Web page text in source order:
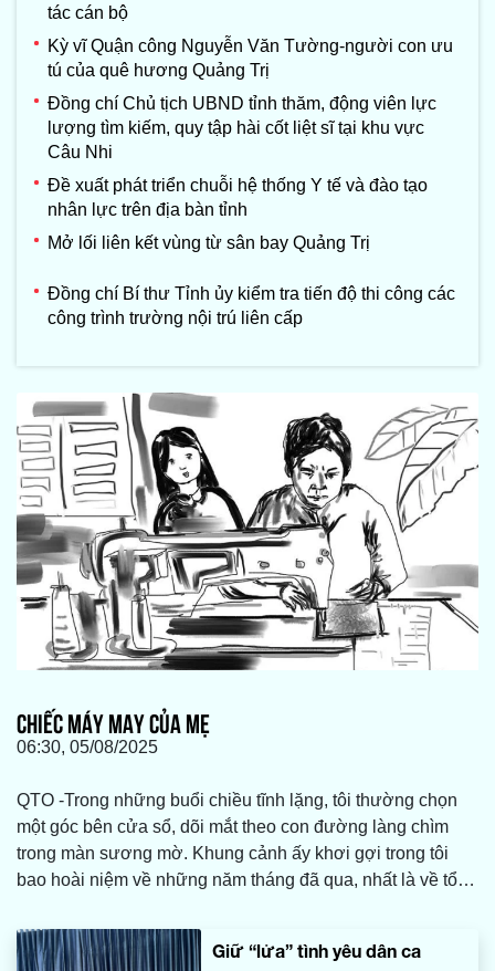
tác cán bộ
Kỳ vĩ Quận công Nguyễn Văn Tường-người con ưu
tú của quê hương Quảng Trị
Đồng chí Chủ tịch UBND tỉnh thăm, động viên lực
lượng tìm kiếm, quy tập hài cốt liệt sĩ tại khu vực
Câu Nhi
Đề xuất phát triển chuỗi hệ thống Y tế và đào tạo
nhân lực trên địa bàn tỉnh
Mở lối liên kết vùng từ sân bay Quảng Trị
Đồng chí Bí thư Tỉnh ủy kiểm tra tiến độ thi công các
công trình trường nội trú liên cấp
CHIẾC MÁY MAY CỦA MẸ
06:30, 05/08/2025
QTO -Trong những buổi chiều tĩnh lặng, tôi thường chọn
một góc bên cửa sổ, dõi mắt theo con đường làng chìm
trong màn sương mờ. Khung cảnh ấy khơi gợi trong tôi
bao hoài niệm về những năm tháng đã qua, nhất là về tổ
lặng lẽ vun vén và chăm sóc cho cả gia đình. Và ở đó,
giữa bao nhiêu vật dụng thân thuộc, tôi vẫn mãi nhớ về
Giữ “lửa” tình yêu dân ca